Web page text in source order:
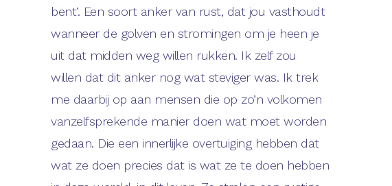
bent’. Een soort anker van rust, dat jou vasthoudt
wanneer de golven en stromingen om je heen je
uit dat midden weg willen rukken. Ik zelf zou
willen dat dit anker nog wat steviger was. Ik trek
me daarbij op aan mensen die op zo’n volkomen
vanzelfsprekende manier doen wat moet worden
gedaan. Die een innerlijke overtuiging hebben dat
wat ze doen precies dat is wat ze te doen hebben